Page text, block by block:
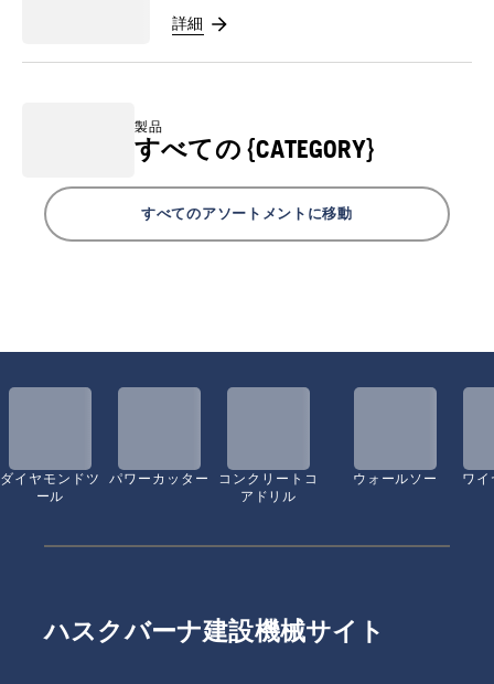
詳細
製品
すべての {CATEGORY}
すべてのアソートメントに移動
ダイヤモンドツ
ール
パワーカッター
コンクリートコ
アドリル
ウォールソー ワイ
ハスクバーナ建設機械サイト